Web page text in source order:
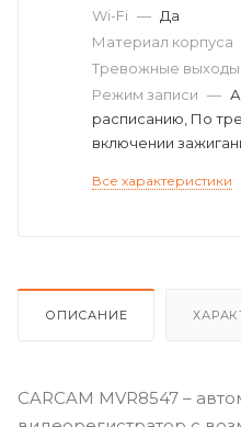
Wi-Fi — Да
Материал корпуса
Тревожные выходы
Режим записи —
расписанию, По
включении
Все характеристики
ОПИСАНИЕ
CARCAM MVR8547 –